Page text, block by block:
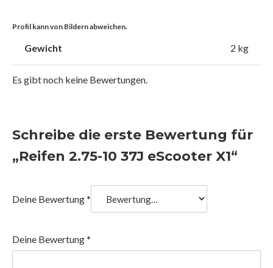
Profil kann von Bildern abweichen.
Gewicht 2 kg
Es gibt noch keine Bewertungen.
Schreibe die erste Bewertung für
„Reifen 2.75-10 37J eScooter X1“
Deine Bewertung*
Deine Bewertung*